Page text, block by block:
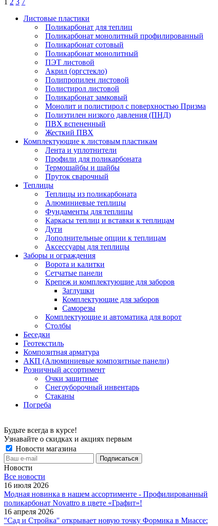
Листовые пластики
Поликарбонат для теплиц
Поликарбонат монолитный профилированный
Поликарбонат сотовый
Поликарбонат монолитный
ПЭТ листовой
Акрил (оргстекло)
Полипропилен листовой
Полистирол листовой
Поликарбонат замковый
Монолит и полистирол с поверхностью Призма
Полиэтилен низкого давления (ПНД)
ПВХ вспененный
Жесткий ПВХ
Комплектующие к листовым пластикам
Лента и уплотнители
Профили для поликарбоната
Термошайбы и шайбы
Пруток сварочный
Теплицы
Теплицы из поликарбоната
Алюминиевые теплицы
Фундаменты для теплицы
Каркасы теплиц и вставки к теплицам
Дуги
Дополнительные опции к теплицам
Аксессуары для теплицы
Заборы и ограждения
Ворота и калитки
Сетчатые панели
Крепеж и комплектующие для заборов
Заглушки
Комплектующие для заборов
Саморезы
Комплектующие и автоматика для ворот
Столбы
Беседки
Геотекстиль
Композитная арматура
АКП (Алюминиевые композитные панели)
Розничный ассортимент
Очки защитные
Снегоуборочный инвентарь
Стаканы
Погреба
Будьте всегда в курсе!
Узнавайте о скидках и акциях первым
Новости магазина
Новости
Все новости
16 июля 2026
Модная новинка в нашем ассортименте - Профилированный
поликарбонат Novattro в цвете «Графит»!
16 апреля 2026
"Сад и Стройка" открывает новую точку Формика в Миассе: